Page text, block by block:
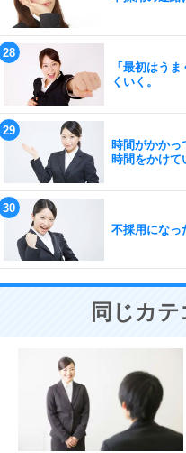
「最初はう
くいく。
時間がかかっ
時間をかけて
不採用になっ
同じカ